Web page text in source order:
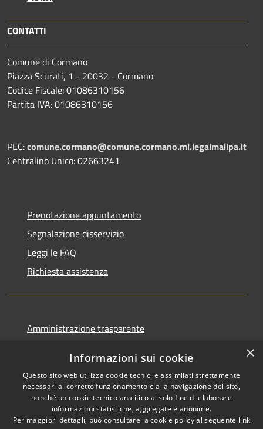
CONTATTI
Comune di Cormano
Piazza Scurati, 1 - 20032 - Cormano
Codice Fiscale: 01086310156
Partita IVA: 01086310156
PEC:comune.cormano@comune.cormano.mi.legalmailpa.it
Centralino Unico: 02663241
Prenotazione appuntamento
Segnalazione disservizio
Leggi le FAQ
Richiesta assistenza
Amministrazione trasparente
Dichiarazione di accessibilità
×
Informazioni sui cookie
Questo sito web utilizza cookie tecnici e assimilati strettamente
necessari al corretto funzionamento e alla navigazione del sito,
nonché un cookie tecnico analitico al solo fine di elaborare
informazioni statistiche, aggregate e anonime.
Per maggiori dettagli, può consultare la cookie policy al seguente link